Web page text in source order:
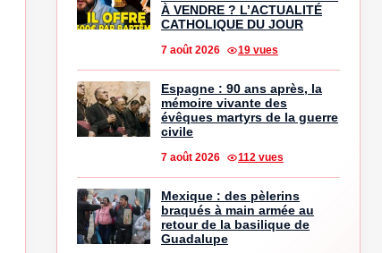
À VENDRE ? L’ACTUALITÉ
CATHOLIQUE DU JOUR
7 août 2026 19 vues
Espagne : 90 ans après, la
mémoire vivante des
évêques martyrs de la guerre
civile
7 août 2026 112 vues
Mexique : des pèlerins
braqués à main armée au
retour de la basilique de
Guadalupe